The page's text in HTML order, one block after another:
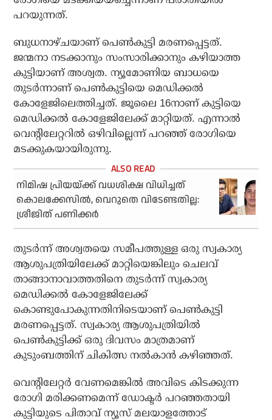
പറയുന്നത്.
ബുധനാഴ്ചയാണ് പെണ്‍കുട്ടി മരണപ്പെട്ടത്.
ജന്മനാ നടക്കാനും സംസാരിക്കാനും കഴിയാത്ത
കുട്ടിയാണ് അശ്വത. ന്യൂമോണിയ ബാധയെ
തുടര്‍ന്നാണ് പെണ്‍കുട്ടിയെ മെഡിക്കല്‍
കോളേജിലെത്തിച്ചത്. ജൂലൈ 16നാണ് കുട്ടിയെ
മെഡിക്കല്‍ കോളേജിലേക്ക് മാറ്റിയത്. എന്നാല്‍
വെന്റിലേറ്ററില്‍ ഒഴിവില്ലെന്ന് പറഞ്ഞ് രോഗിയെ
മടക്കുകയായിരുന്നു.
നിമിഷ പ്രിയയ്ക്ക് വധശിക്ഷ വിധിച്ചത്
കൊലക്കേസില്‍, വെറുതെ വിടേണ്ടതില്ല:
ശ്രീജിത് പണിക്കര്‍
തുടര്‍ന്ന് അശ്വതയെ സമീപത്തുള്ള ഒരു സ്വകാര്യ
ആശുപത്രിയിലേക്ക് മാറ്റിയെങ്കിലും ചെലവ്
താങ്ങാനാവാത്തതിനെ തുടര്‍ന്ന് സ്വകാര്യ
മെഡിക്കല്‍ കോളേജിലേക്ക്
കൊണ്ടുപോകുന്നതിനിടെയാണ് പെണ്‍കുട്ടി
മരണപ്പെട്ടത്. സ്വകാര്യ ആശുപത്രിയില്‍
പെണ്‍കുട്ടിക്ക് ഒരു ദിവസം മാത്രമാണ്
കുടുംബത്തിന് ചികിത്സ നല്‍കാന്‍ കഴിഞ്ഞത്.
വെന്റിലേറ്റര്‍ വേണമെങ്കില്‍ അവിടെ കിടക്കുന്ന
രോഗി മരിക്കണമെന്ന് ഡോക്ടര്‍ പറഞ്ഞതായി
കുട്ടിയുടെ പിതാവ് ന്യൂസ് മലയാളത്തോട്